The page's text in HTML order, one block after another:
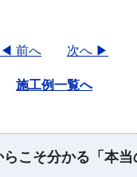
◀ 前へ
次へ ▶
施工例一覧へ
こそ分かる「本当